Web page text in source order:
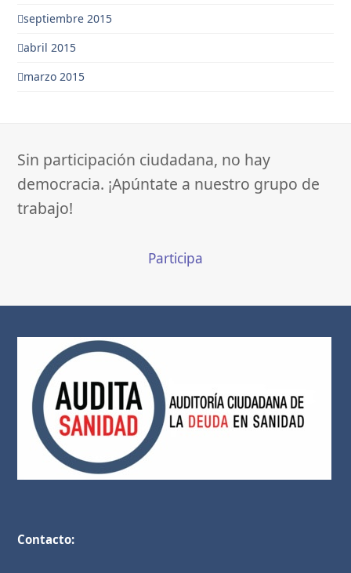
septiembre 2015
abril 2015
marzo 2015
Sin participación ciudadana, no hay
democracia. ¡Apúntate a nuestro grupo de
trabajo!
Participa
Contacto: